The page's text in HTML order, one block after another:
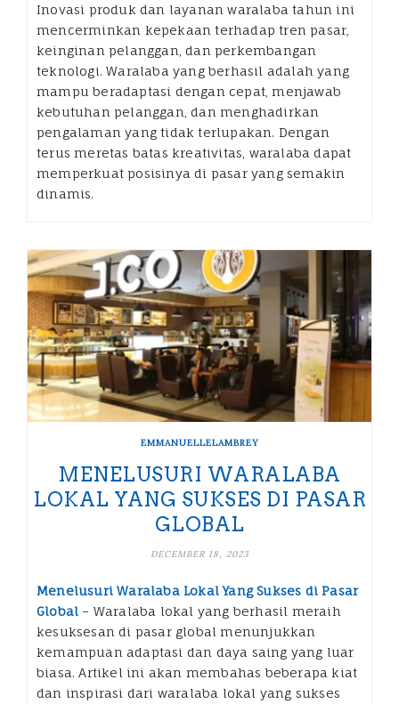
Inovasi produk dan layanan waralaba tahun ini
mencerminkan kepekaan terhadap tren pasar,
keinginan pelanggan, dan perkembangan
teknologi. Waralaba yang berhasil adalah yang
mampu beradaptasi dengan cepat, menjawab
kebutuhan pelanggan, dan menghadirkan
pengalaman yang tidak terlupakan. Dengan
terus meretas batas kreativitas, waralaba dapat
memperkuat posisinya di pasar yang semakin
dinamis.
EMMANUELLELAMBREY
MENELUSURI WARALABA
LOKAL YANG SUKSES DI PASAR
GLOBAL
DECEMBER 18, 2023
Menelusuri Waralaba Lokal Yang Sukses di Pasar
Global – Waralaba lokal yang berhasil meraih
kesuksesan di pasar global menunjukkan
kemampuan adaptasi dan daya saing yang luar
biasa. Artikel ini akan membahas beberapa kiat
dan inspirasi dari waralaba lokal yang sukses